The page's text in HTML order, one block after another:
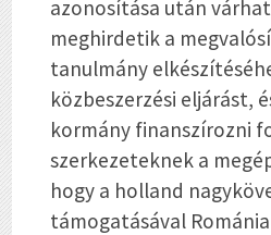
azonosítása után
meghirdetik a
tanulmány
közbeszerzési eljárást,
kormány finanszírozni
szerkezeteknek a
hogy a holland
támogatásával